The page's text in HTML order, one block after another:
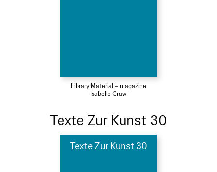
Library Material – magazine
Isabelle Graw
Texte Zur Kunst 30
Texte Zur Kunst 30